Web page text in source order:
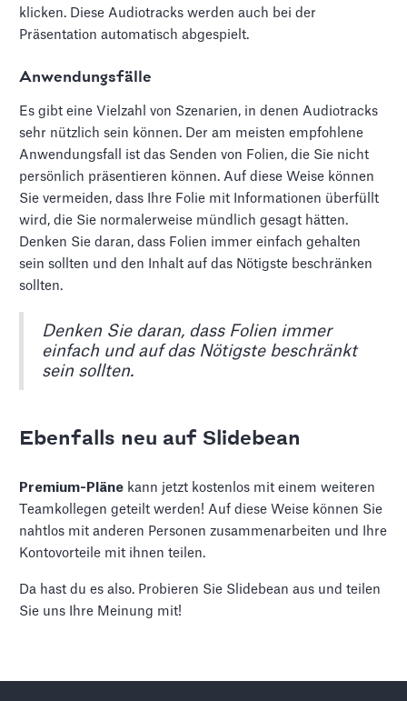
klicken. Diese Audiotracks werden auch bei der
Präsentation automatisch abgespielt.
Anwendungsfälle
Es gibt eine Vielzahl von Szenarien, in denen Audiotracks
sehr nützlich sein können. Der am meisten empfohlene
Anwendungsfall ist das Senden von Folien, die Sie nicht
persönlich präsentieren können. Auf diese Weise können
Sie vermeiden, dass Ihre Folie mit Informationen überfüllt
wird, die Sie normalerweise mündlich gesagt hätten.
Denken Sie daran, dass Folien immer einfach gehalten
sein sollten und den Inhalt auf das Nötigste beschränken
sollten.
Denken Sie daran, dass Folien immer
einfach und auf das Nötigste beschränkt
sein sollten.
Ebenfalls neu auf Slidebean
Premium-Pläne kann jetzt kostenlos mit einem weiteren
Teamkollegen geteilt werden! Auf diese Weise können Sie
nahtlos mit anderen Personen zusammenarbeiten und Ihre
Kontovorteile mit ihnen teilen.
Da hast du es also. Probieren Sie Slidebean aus und teilen
Sie uns Ihre Meinung mit!